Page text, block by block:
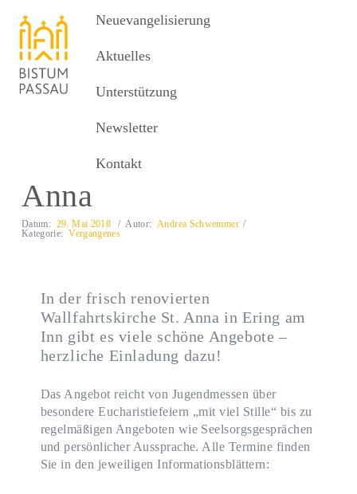
Neuevangelisierung
Aktuelles
Unterstützung
Newsletter
Kontakt
Neuevangelisierung
Wallfahrtskirche St. Anna
Wallfahrtskirche St.
Anna
Datum: 29. Mai 2018 Autor:Andrea Schwemmer
Kategorie:Vergangenes
In der frisch renovierten
Wallfahrtskirche St. Anna in Ering am
Inn gibt es viele schöne Angebote –
herzliche Einladung dazu!
Das Angebot reicht von Jugendmessen über
besondere Eucharistiefeiern „mit viel Stille“ bis zu
regelmäßigen Angeboten wie Seelsorgsgesprächen
und persönlicher Aussprache. Alle Termine finden
Sie in den jeweiligen Informationsblättern: